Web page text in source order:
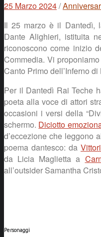
25 Marzo 2024/
Il 25 marzo è il Dantedì,
Dante Alighieri, istituita
riconoscono come inizio
Commedia. Vi
Canto Primo dell’Inferno di
Per il Dantedì Rai Teche
poeta alla voce di attori
occasioni i versi della
schermo. Diciotto
d’eccezione che leggono
poema dantesco: da
da Licia Maglietta a
all’outsider Samantha
Personaggi